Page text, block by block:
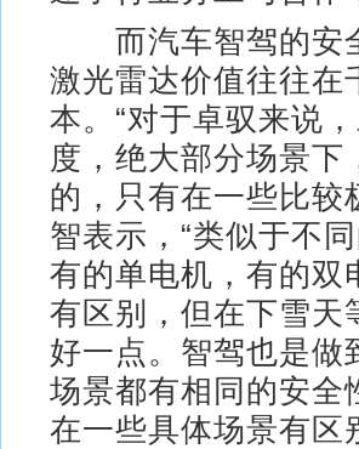
而汽车智驾的安
激光雷达价值往往在
本。“对于卓驭来说
度，绝大部分场景
的，只有在一些比较
智表示，“类似于不
有的单电机，有的双
有区别，但在下雪天
好一点。智驾也是做
场景都有相同的安全
在一些具体场景有区